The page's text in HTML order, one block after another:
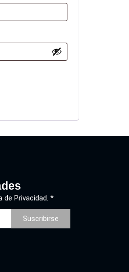
de Privacidad. *
Suscribirse